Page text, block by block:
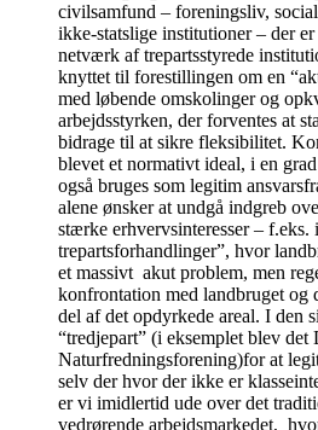
civilsamfund – foreningsliv,
ikke-statslige institutioner – der
netværk af trepartsstyrede
knyttet til forestillingen om en
med løbende omskolinger og
arbejdsstyrken, der forventes at
bidrage til at sikre fleksibilitet.
blevet et normativt ideal, i en
også bruges som legitim
alene ønsker at undgå indgreb
stærke erhvervsinteresser – f.eks.
trepartsforhandlinger”, hvor
et massivt akut problem, men
konfrontation med landbruget og
del af det opdyrkede areal. I den
“tredjepart” (i eksemplet blev det
Naturfredningsforening)for at
selv der hvor der ikke er
er vi imidlertid ude over det
vedrørende arbejdsmarkedet,